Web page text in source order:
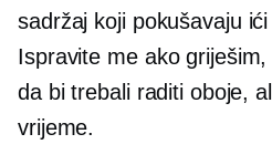
sadržaj koji pokušavaju
Ispravite me ako
da bi trebali raditi oboje,
vrijeme.